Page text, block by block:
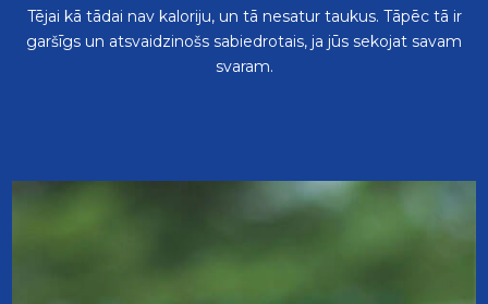
Tējai kā tādai nav kaloriju, un tā nesatur taukus. Tāpēc tā ir
garšīgs un atsvaidzinošs sabiedrotais, ja jūs sekojat savam
svaram.